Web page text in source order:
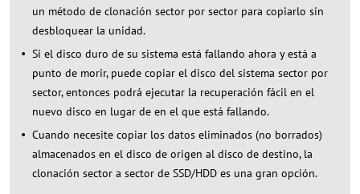
un método de clonación sector por sector para copiarlo sin
desbloquear la unidad.
Si el disco duro de su sistema está fallando ahora y está a
punto de morir, puede copiar el disco del sistema sector por
sector, entonces podrá ejecutar la recuperación fácil en el
nuevo disco en lugar de en el que está fallando.
Cuando necesite copiar los datos eliminados (no borrados)
almacenados en el disco de origen al disco de destino, la
clonación sector a sector de SSD/HDD es una gran opción.